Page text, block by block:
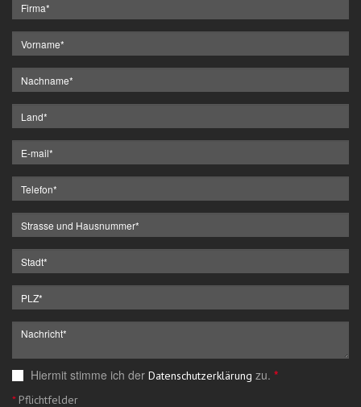
Hiermit stimme ich der Datenschutzerklärung zu. *
*Pflichtfelder